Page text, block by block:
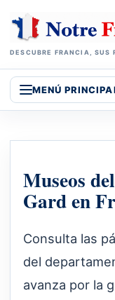
DESCUBRE FRANCIA, SUS
MENÚ
Museos
Gard en
Consulta las
del
avanza por la